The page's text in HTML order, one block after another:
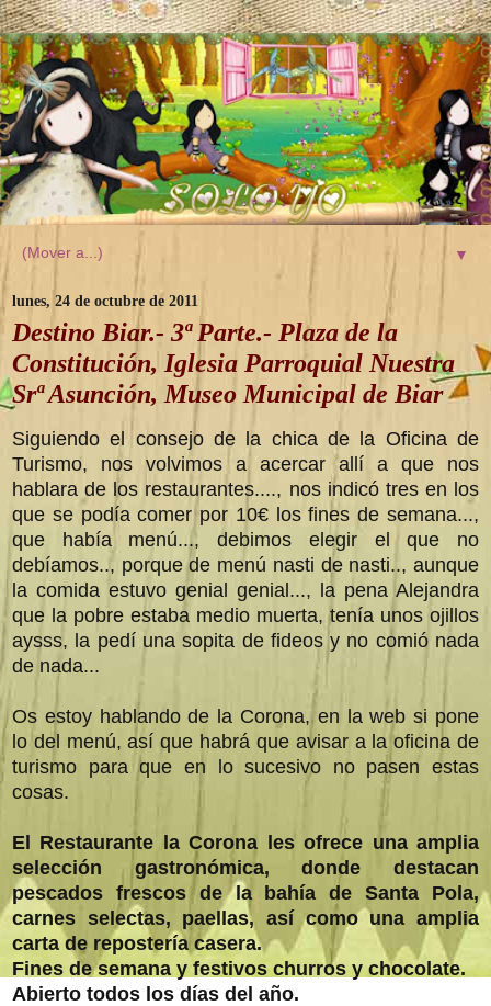
▼
lunes, 24 de octubre de 2011
Destino Biar.- 3ª Parte.- Plaza de la
Constitución, Iglesia Parroquial Nuestra
Srª Asunción, Museo Municipal de Biar
Siguiendo el consejo de la chica de la Oficina de
Turismo, nos volvimos a acercar allí a que nos
hablara de los restaurantes...., nos indicó tres en los
que se podía comer por 10€ los fines de semana...,
que había menú..., debimos elegir el que no
debíamos.., porque de menú nasti de nasti.., aunque
la comida estuvo genial genial..., la pena Alejandra
que la pobre estaba medio muerta, tenía unos ojillos
aysss, la pedí una sopita de fideos y no comió nada
de nada...
Os estoy hablando de la Corona, en la web si pone
lo del menú, así que habrá que avisar a la oficina de
turismo para que en lo sucesivo no pasen estas
cosas.
El Restaurante la Corona les ofrece una amplia
selección gastronómica, donde destacan
pescados frescos de la bahía de Santa Pola,
carnes selectas, paellas, así como una amplia
carta de repostería casera.
Fines de semana y festivos churros y chocolate.
Abierto todos los días del año.